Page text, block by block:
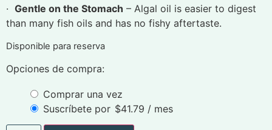
· Gentle on the Stomach – Algal oil is easier to digest
than many fish oils and has no fishy aftertaste.
Disponible para reserva
Opciones de compra:
Comprar una vez
Suscríbete por $41.79 / mes